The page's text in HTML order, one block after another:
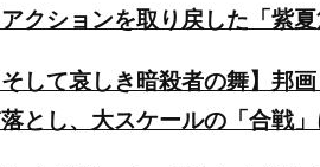
クションを取り戻した「紫
そして哀しき暗殺者の舞】邦
落とし、大スケールの「合戦